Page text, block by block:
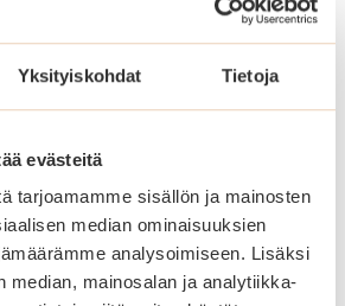
Yksityiskohdat Tietoja
evästeitä
tarjoamamme sisällön ja mainosten
median ominaisuuksien
analysoimiseen. Lisäksi
median, mainosalan ja analytiikka-
mahdollisuus vuokrata
euron kuukausihintaan.
Asumisen rahoitus- ja
(ARA) ohjeita.
senioriasunnot